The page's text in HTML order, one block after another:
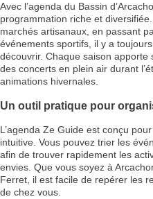
Avec l’agenda du Bassin
programmation riche et
marchés artisanaux, en passant
événements sportifs, il y a
découvrir. Chaque saison apporte
des concerts en plein air durant
animations hivernales.
Un outil pratique pour
L’agenda Ze Guide est conçu
intuitive. Vous pouvez trier les
afin de trouver rapidement les
envies. Que vous soyez à
Ferret, il est facile de repérer les
de chez vous.